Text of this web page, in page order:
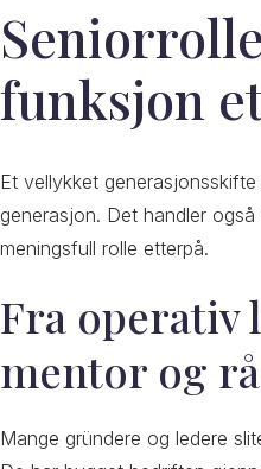
funksjon
Et vellykket
generasjon. Det handler
meningsfull rolle etterpå.
Fra operativ
mentor og
Mange gründere og ledere